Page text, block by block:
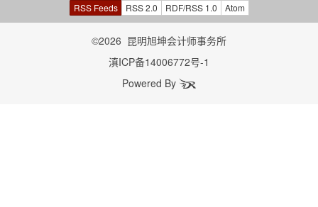
RSS Feeds RSS 2.0 RDF/RSS 1.0 Atom
©2026 昆明旭坤会计师事务所
滇ICP备14006772号-1
Powered By